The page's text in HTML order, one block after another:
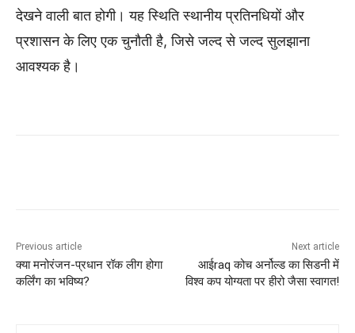
देखने वाली बात होगी। यह स्थिति स्थानीय प्रतिनधियों और
प्रशासन के लिए एक चुनौती है, जिसे जल्द से जल्द सुलझाना
आवश्यक है।
Previous article
क्या मनोरंजन-प्रधान रॉक लीग होगा
कर्लिंग का भविष्य?
Next article
आईraq कोच अर्नोल्ड का सिडनी में
विश्व कप योग्यता पर हीरो जैसा स्वागत!